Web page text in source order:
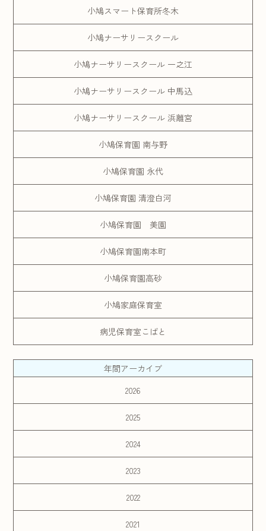
小鳩スマート保育所冬木
小鳩ナーサリースクール
小鳩ナーサリースクール 一之江
小鳩ナーサリースクール 中馬込
小鳩ナーサリースクール 浜離宮
小鳩保育園 南与野
小鳩保育園 永代
小鳩保育園 清澄白河
小鳩保育園 美園
小鳩保育園南本町
小鳩保育園高砂
小鳩家庭保育室
病児保育室こばと
年間アーカイブ
2026
2025
2024
2023
2022
2021